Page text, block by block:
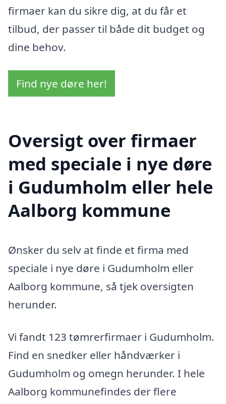
firmaer kan du sikre dig, at du får et
tilbud, der passer til både dit budget og
dine behov.
Find nye døre her!
Oversigt over firmaer
med speciale i nye døre
i Gudumholm eller hele
Aalborg kommune
Ønsker du selv at finde et firma med
speciale i nye døre i Gudumholm eller
Aalborg kommune, så tjek oversigten
herunder.
Vi fandt 123 tømrerfirmaer i Gudumholm.
Find en snedker eller håndværker i
Gudumholm og omegn herunder. I hele
Aalborg kommunefindes der flere